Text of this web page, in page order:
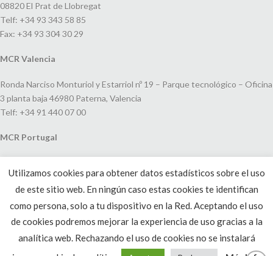
08820 El Prat de Llobregat
Telf: +34 93 343 58 85
Fax: +34 93 304 30 29
MCR Valencia
Ronda Narciso Monturiol y Estarriol nº 19 – Parque tecnológico – Oficina
3 planta baja 46980 Paterna, Valencia
Telf: +34 91 440 07 00
MCR Portugal
João V, 24
1250-091 Lisboa, Portugal
Telf: +351 220 993 033
Utilizamos cookies para obtener datos estadísticos sobre el uso
de este sitio web. En ningún caso estas cookies te identifican
como persona, solo a tu dispositivo en la Red. Aceptando el uso
de cookies podremos mejorar la experiencia de uso gracias a la
analítica web. Rechazando el uso de cookies no se instalará